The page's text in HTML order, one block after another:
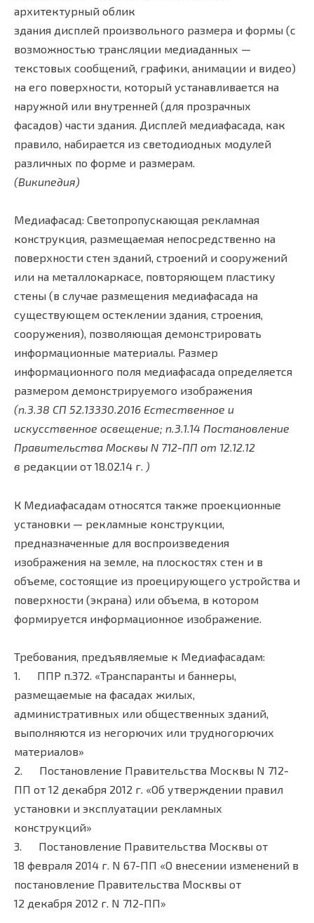
архитектурный облик
здания дисплей произвольного размера и формы (с
возможностью трансляции медиаданных —
текстовых сообщений, графики, анимации и видео)
на его поверхности, который устанавливается на
наружной или внутренней (для прозрачных
фасадов) части здания. Дисплей медиафасада, как
правило, набирается из светодиодных модулей
различных по форме и размерам.
(Википедия)
Медиафасад: Светопропускающая рекламная
конструкция, размещаемая непосредственно на
поверхности стен зданий, строений и сооружений
или на металлокаркасе, повторяющем пластику
стены (в случае размещения медиафасада на
существующем остеклении здания, строения,
сооружения), позволяющая демонстрировать
информационные материалы. Размер
информационного поля медиафасада определяется
размером демонстрируемого изображения
(п.3.38 СП 52.13330.2016 Естественное и
искусственное освещение; п.3.1.14 Постановление
Правительства Москвы N 712-ПП от 12.12.12
в редакции от 18.02.14 г. )
К Медиафасадам относятся также проекционные
установки — рекламные конструкции,
предназначенные для воспроизведения
изображения на земле, на плоскостях стен и в
объеме, состоящие из проецирующего устройства и
поверхности (экрана) или объема, в котором
формируется информационное изображение.
Требования, предъявляемые к Медиафасадам:
1. ППР п.372. «Транспаранты и баннеры,
размещаемые на фасадах жилых,
административных или общественных зданий,
выполняются из негорючих или трудногорючих
материалов»
2. Постановление Правительства Москвы N 712-
ПП от 12 декабря 2012 г. «Об утверждении правил
установки и эксплуатации рекламных
конструкций»
3. Постановление Правительства Москвы от
18 февраля 2014 г. N 67-ПП «О внесении изменений в
постановление Правительства Москвы от
12 декабря 2012 г. N 712-ПП»